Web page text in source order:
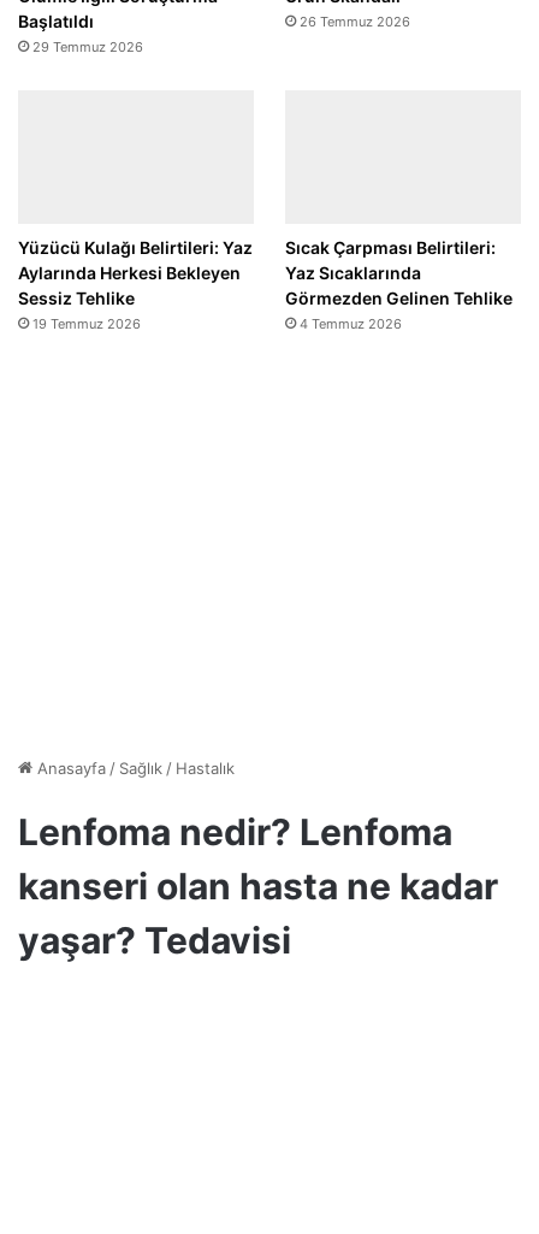
Başlatıldı
29 Temmuz 2026
26 Temmuz 2026
Yüzücü Kulağı Belirtileri: Yaz
Aylarında Herkesi Bekleyen
Sessiz Tehlike
19 Temmuz 2026
Sıcak Çarpması Belirtileri:
Yaz Sıcaklarında
Görmezden Gelinen Tehlike
4 Temmuz 2026